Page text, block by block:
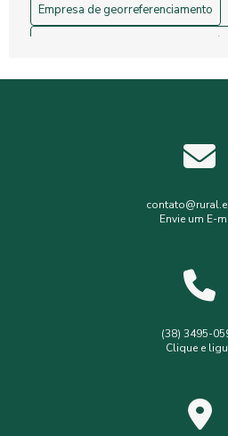
Empresa de georreferenciamento
Gerenciamento de resíduos
Gerenciamento de resíduos sólidos
Levantamento planialtimétrico
Levantamento topográfico com
analise
Envie um E-
(38) 3495-
Clique e